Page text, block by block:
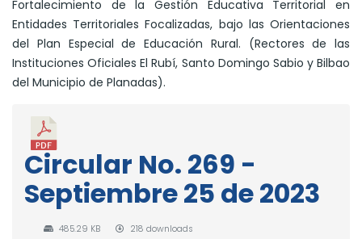
Fortalecimiento de la Gestión Educativa Territorial en
Entidades Territoriales Focalizadas, bajo las Orientaciones
del Plan Especial de Educación Rural. (Rectores de las
Instituciones Oficiales El Rubí, Santo Domingo Sabio y Bilbao
del Municipio de Planadas).
Circular No. 269 -
Septiembre 25 de 2023
485.29 KB 218 downloads